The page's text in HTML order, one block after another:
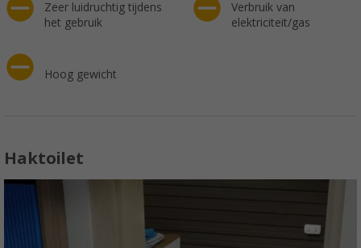
Zeer luidruchtig tijdens
het gebruik
Verbruik van
elektriciteit/gas
Hoog gewicht
Haktoilet